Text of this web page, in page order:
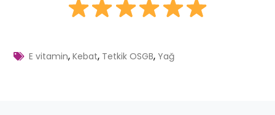
E vitamin,Kebat, Tetkik OSGB,Yağ